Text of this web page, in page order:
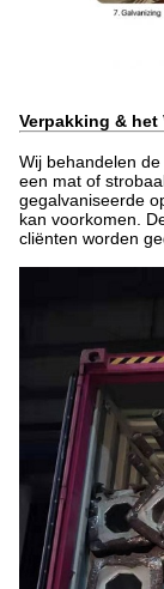
Verpakking & het
Wij behandelen
een mat of
gegalvaniseerde
kan voorkomen.
cliënten worden